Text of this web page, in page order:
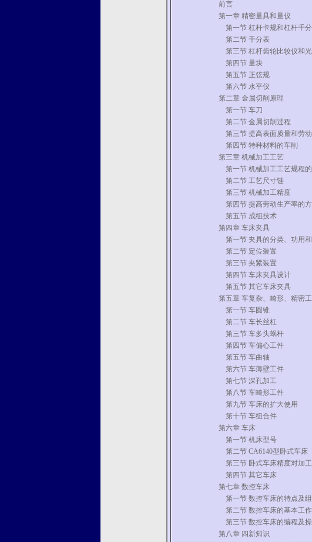
前言
第一章 精密量具和量仪
第一节 杠杆卡规和杠杆千分
第二节 千分表
第三节 杠杆齿轮比较仪和
第四节 量块
第五节 正弦规
第六节 水平仪
第二章 金属切削原理
第一节 车刀
第二节 金属切削过程
第三节 提高表面质量和劳
第四节 特种材料的车削
第三章 机械加工工艺
第一节 机械加工工艺规程
第二节 工艺尺寸链
第三节 机械加工精度
第四节 提高劳动生产率的
第五节 成组技术
第四章 车床夹具
第一节 夹具的分类、功用
第二节 定位装置
第三节 夹紧装置
第四节 车床夹具设计
第五节 其它车床夹具
第五章 车复杂、畸形、精密
第一节 车圆锥
第二节 车长丝杠
第三节 车多头蜗杆
第四节 车偏心工件
第五节 车曲轴
第六节 车薄壁工件
第七节 深孔加工
第八节 车畸形工件
第九节 车床的扩大使用
第十节 车组合件
第六章 车床
第一节 机床型号
第二节 CA6140型卧式车床
第三节 卧式车床精度对加
第四节 其它车床
第七章 数控车床
第一节 数控车床的特点及
第二节 数控车床的基本工
第三节 数控车床的编程及
第八章 四新知识